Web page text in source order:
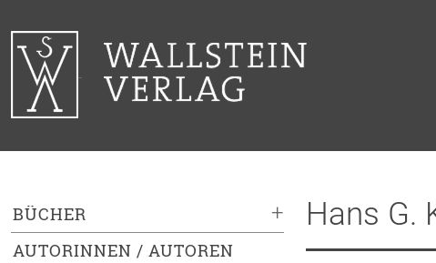
+
BÜCHER
AUTORINNEN / AUTOREN
Hans G.